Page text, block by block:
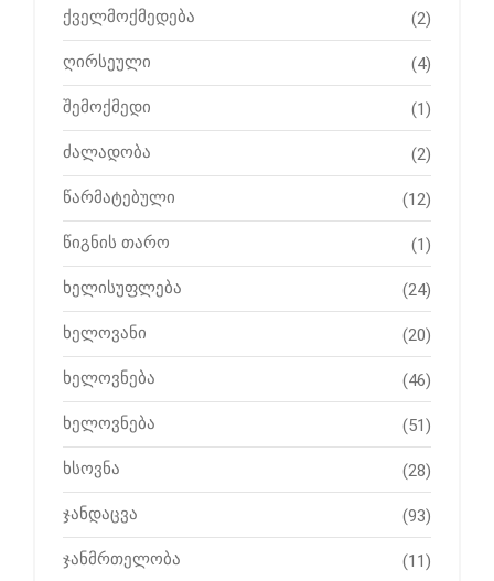
ქველმოქმედება (2)
ღირსეული (4)
შემოქმედი (1)
ძალადობა (2)
წარმატებული (12)
წიგნის თარო (1)
ხელისუფლება (24)
ხელოვანი (20)
ხელოვნება (46)
ხელოვნება (51)
ხსოვნა (28)
ჯანდაცვა (93)
ჯანმრთელობა (11)